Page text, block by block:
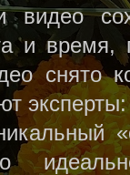
и время,
снято